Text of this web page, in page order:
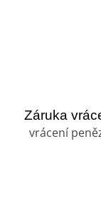
Záruka
vrácení